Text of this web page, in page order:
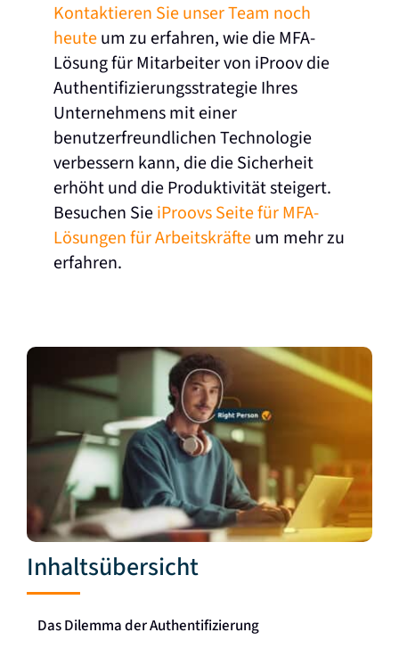
Kontaktieren Sie unser Team noch
heuteum zu erfahren, wie die MFA-
Lösung für Mitarbeiter von iProov die
Authentifizierungsstrategie Ihres
Unternehmens mit einer
benutzerfreundlichen Technologie
verbessern kann, die die Sicherheit
erhöht und die Produktivität steigert.
Besuchen SieiProovs Seite für MFA-
Lösungen für Arbeitskräfteum mehr zu
erfahren.
Inhaltsübersicht
Das Dilemma der Authentifizierung